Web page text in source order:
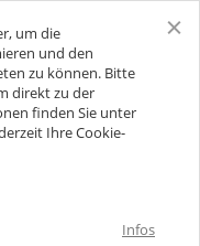
TICKETSHOP
um die
und den
zu können. Bitte
direkt zu der
finden Sie unter
Ihre Cookie-
Infos